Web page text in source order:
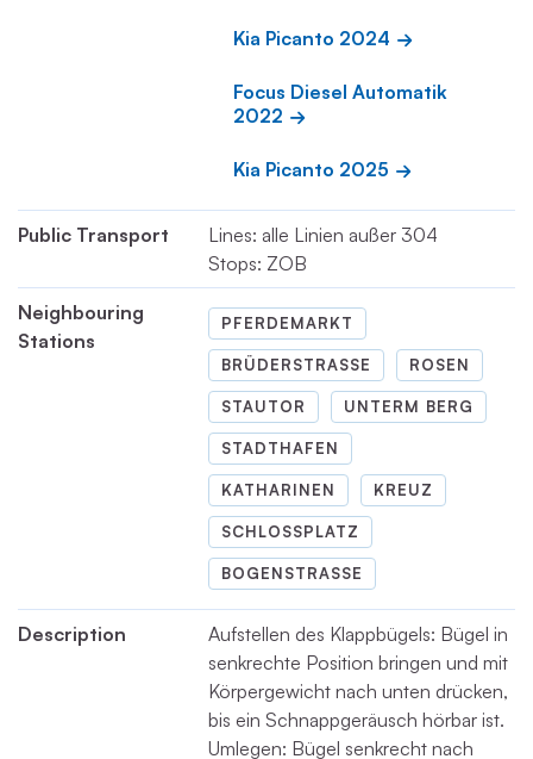
Kia Picanto 2024
Focus Diesel Automatik
2022
Kia Picanto 2025
Public Transport
Lines: alle Linien außer 304
Stops: ZOB
Neighbouring
Stations
PFERDEMARKT
BRÜDERSTRASSE ROSEN
STAUTOR UNTERM BERG
STADTHAFEN
KATHARINEN KREUZ
SCHLOSSPLATZ
BOGENSTRASSE
Description
Aufstellen des Klappbügels: Bügel in
senkrechte Position bringen und mit
Körpergewicht nach unten drücken,
bis ein Schnappgeräusch hörbar ist.
Umlegen: Bügel senkrecht nach